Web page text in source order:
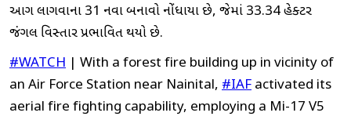
આગ લાગવાના 31 નવા બનાવો નોંધાયા છે, જેમાં 33.34 હેક્ટર
જંગલ વિસ્તાર પ્રભાવિત થયો છે.
#WATCH | With a forest fire building up in vicinity of
an Air Force Station near Nainital, #IAF activated its
aerial fire fighting capability, employing a Mi-17 V5